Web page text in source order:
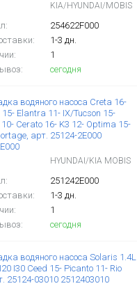
KIA/HYUNDAI/MOBIS
254622F000
1-3 дн.
1
сегодня
водяного насоса Creta 16-
Elantra 11- IX/Tucson 15-
Cerato 16- K3 12- Optima 15-
арт. 25124-2E000
HYUNDAI/KIA MOBIS
251242E000
1-3 дн.
1
сегодня
водяного насоса Solaris 1.4L
I30 Ceed 15- Picanto 11- Rio
25124-03010 2512403010